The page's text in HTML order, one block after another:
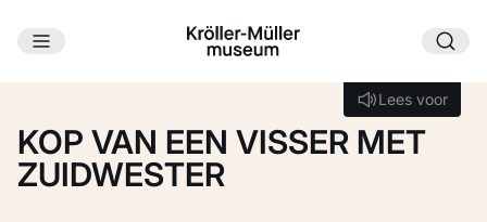
Ga naar hoofdinhoud
Lees voor
Lees voor
KOP VAN EEN VISSER MET
ZUIDWESTER